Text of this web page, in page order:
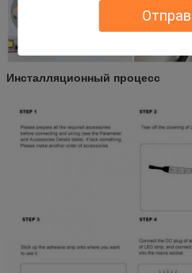
Инсталляционный процесс